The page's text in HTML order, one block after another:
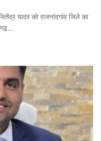
यादव को राजनांदगांव जिले का